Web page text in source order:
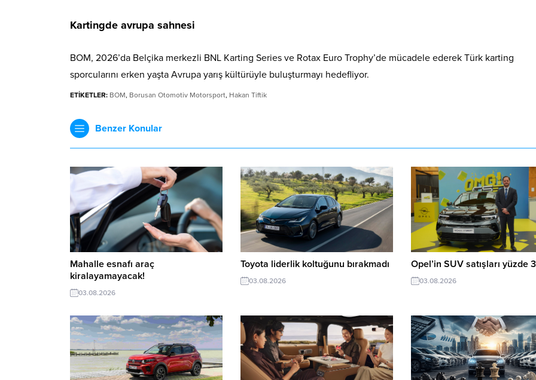
Kartingde avrupa sahnesi
BOM, 2026’da Belçika merkezli BNL Karting Series ve Rotax Euro Trophy’de mücadele ederek Türk karting
sporcularını erken yaşta Avrupa yarış kültürüyle buluşturmayı hedefliyor.
ETİKETLER: BOM, Borusan Otomotiv Motorsport, Hakan Tiftik
Benzer Konular
Mahalle esnafı araç
kiralayamayacak!
03.08.2026
Toyota liderlik koltuğunu bırakmadı
03.08.2026
Opel’in SUV satışları yüzde
03.08.2026